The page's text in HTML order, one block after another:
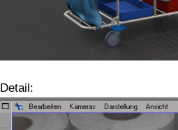
Detail: